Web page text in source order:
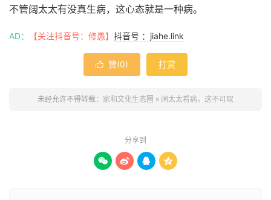
不管阔太太有没真生病，这心态就是一种病。
AD： 【关注抖音号：修愚】 抖音号 ：jiahe.link
 赞(0) 打赏
未经允许不得转载： 家和文化生态圈 » 阔太太看病，这不可取
分享到
   